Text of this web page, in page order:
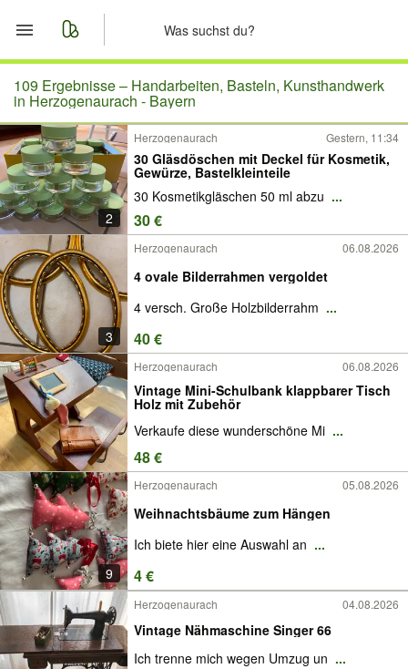
Start
Merkliste
Nachrichten
Anzeige aufgeben
109 Ergebnisse – Handarbeiten, Basteln, Kunsthandwerk
in Herzogenaurach - Bayern
2
Herzogenaurach Gestern, 11:34
30 Gläsdöschen mit Deckel für Kosmetik,
Gewürze, Bastelkleinteile
30 Kosmetikgläschen 50 ml abzu ...
30 €
3
Herzogenaurach 06.08.2026
4 ovale Bilderrahmen vergoldet
4 versch. Große Holzbilderrahm ...
40 €
Herzogenaurach 06.08.2026
Vintage Mini-Schulbank klappbarer Tisch
Holz mit Zubehör
Verkaufe diese wunderschöne Mi ...
48 €
9
Herzogenaurach 05.08.2026
Weihnachtsbäume zum Hängen
Ich biete hier eine Auswahl an ...
4 €
Herzogenaurach 04.08.2026
Vintage Nähmaschine Singer 66
Ich trenne mich wegen Umzug un ...